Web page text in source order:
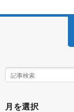
月を選択